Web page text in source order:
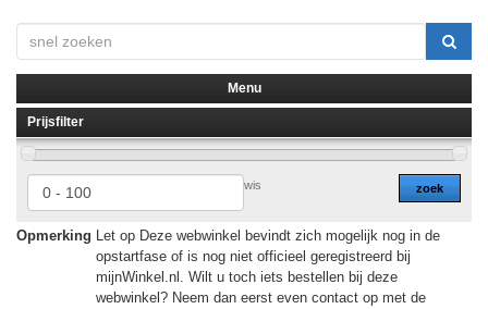
▼
▼
Menu
Prijsfilter
zoek
wis
Opmerking Let op Deze webwinkel bevindt zich mogelijk nog in de
opstartfase of is nog niet officieel geregistreerd bij
mijnWinkel.nl. Wilt u toch iets bestellen bij deze
webwinkel? Neem dan eerst even contact op met de